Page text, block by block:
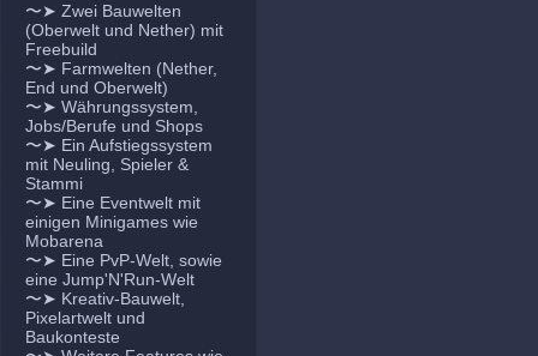
〜➤ Zwei Bauwelten
(Oberwelt und Nether) mit
Freebuild
〜➤ Farmwelten (Nether,
End und Oberwelt)
〜➤ Währungssystem,
Jobs/Berufe und Shops
〜➤ Ein Aufstiegssystem
mit Neuling, Spieler &
Stammi
〜➤ Eine Eventwelt mit
einigen Minigames wie
Mobarena
〜➤ Eine PvP-Welt, sowie
eine Jump'N'Run-Welt
〜➤ Kreativ-Bauwelt,
Pixelartwelt und
Baukonteste